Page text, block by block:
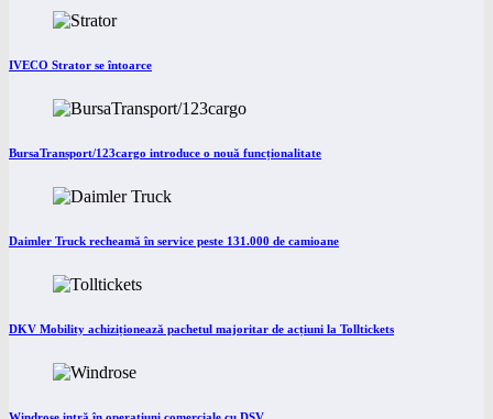
IVECO Strator se întoarce
BursaTransport/123cargo introduce o nouă funcționalitate
Daimler Truck recheamă în service peste 131.000 de camioane
DKV Mobility achiziționează pachetul majoritar de acțiuni la Tolltickets